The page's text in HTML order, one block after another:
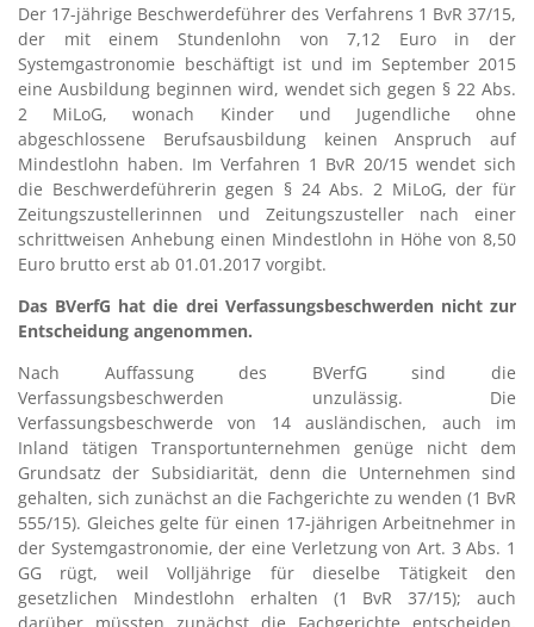
Der 17-jährige Beschwerdeführer des Verfahrens 1 BvR 37/15,
der mit einem Stundenlohn von 7,12 Euro in der
Systemgastronomie beschäftigt ist und im September 2015
eine Ausbildung beginnen wird, wendet sich gegen § 22 Abs.
2 MiLoG, wonach Kinder und Jugendliche ohne
abgeschlossene Berufsausbildung keinen Anspruch auf
Mindestlohn haben. Im Verfahren 1 BvR 20/15 wendet sich
die Beschwerdeführerin gegen § 24 Abs. 2 MiLoG, der für
Zeitungszustellerinnen und Zeitungszusteller nach einer
schrittweisen Anhebung einen Mindestlohn in Höhe von 8,50
Euro brutto erst ab 01.01.2017 vorgibt.
Das BVerfG hat die drei Verfassungsbeschwerden nicht zur
Entscheidung angenommen.
Nach Auffassung des BVerfG sind die
Verfassungsbeschwerden unzulässig. Die
Verfassungsbeschwerde von 14 ausländischen, auch im
Inland tätigen Transportunternehmen genüge nicht dem
Grundsatz der Subsidiarität, denn die Unternehmen sind
gehalten, sich zunächst an die Fachgerichte zu wenden (1 BvR
555/15). Gleiches gelte für einen 17-jährigen Arbeitnehmer in
der Systemgastronomie, der eine Verletzung von Art. 3 Abs. 1
GG rügt, weil Volljährige für dieselbe Tätigkeit den
gesetzlichen Mindestlohn erhalten (1 BvR 37/15); auch